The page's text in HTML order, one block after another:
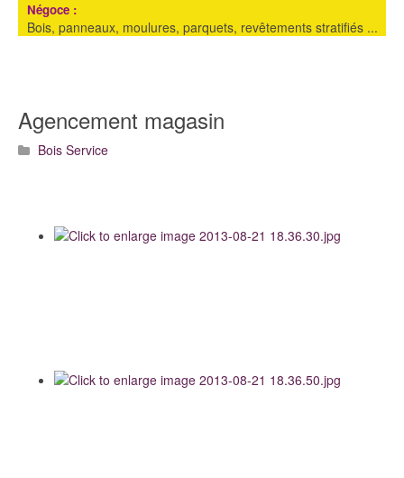
Négoce :
Bois, panneaux, moulures, parquets, revêtements stratifiés ...
Agencement magasin
Bois Service